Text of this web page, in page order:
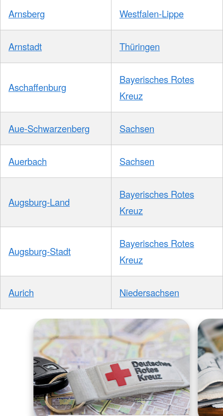
Arnsberg Westfalen-Lippe
Arnstadt Thüringen
Aschaffenburg
Bayerisches Rotes
Kreuz
Aue-Schwarzenberg Sachsen
Auerbach Sachsen
Augsburg-Land
Bayerisches Rotes
Kreuz
Augsburg-Stadt
Bayerisches Rotes
Kreuz
Aurich Niedersachsen